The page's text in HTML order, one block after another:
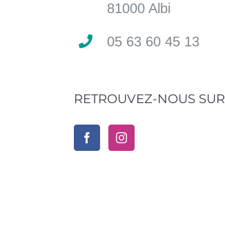
81000 Albi
05 63 60 45 13
RETROUVEZ-NOUS SUR